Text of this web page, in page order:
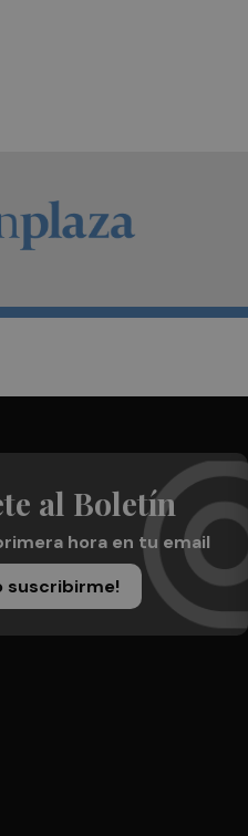
al Boletín
hora en tu email
suscribirme!